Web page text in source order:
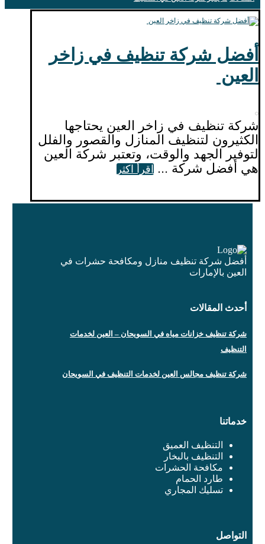
أفضل شركة تنظيف في زاخر
العين
شركة تنظيف في زاخر العين يحتاجها
الكثيرون لتنظيف المنازل والقصور والفلل
لتوفير الجهد والوقت، وتعتبر شركة العين
هي أفضل شركة ...
اقرأ اكثر
أفضل شركة تنظيف منازل ومكافحة حشرات في
العين بالإمارات
أحدث المقالات
شركة تنظيف خزانات مياه في السويحان – العين لخدمات
التنظيف
شركة تنظيف مجالس العين لخدمات التنظيف في السويحان
خدماتنا
التنظيف العميق
التنظيف بالبخار
مكافحة الحشرات
طارد الحمام
تسليك المجاري
التواصل